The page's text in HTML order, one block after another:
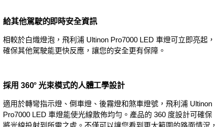
給其他駕駛的即時安全資訊
相較於白熾燈泡，飛利浦 Ultinon Pro7000 LED 車燈可立即亮起，
確保其他駕駛能更快反應，讓您的安全更有保障。
採用 360° 光束模式的人體工學設計
適用於轉彎指示燈、倒車燈、後霧燈和煞車燈號，飛利浦 Ultinon
Pro7000 LED 車燈能使光線散佈均勻。產品的 360 度設計可確保
將光線投射到所需之處。不僅可以讓您看到更大範圍的路面情況，